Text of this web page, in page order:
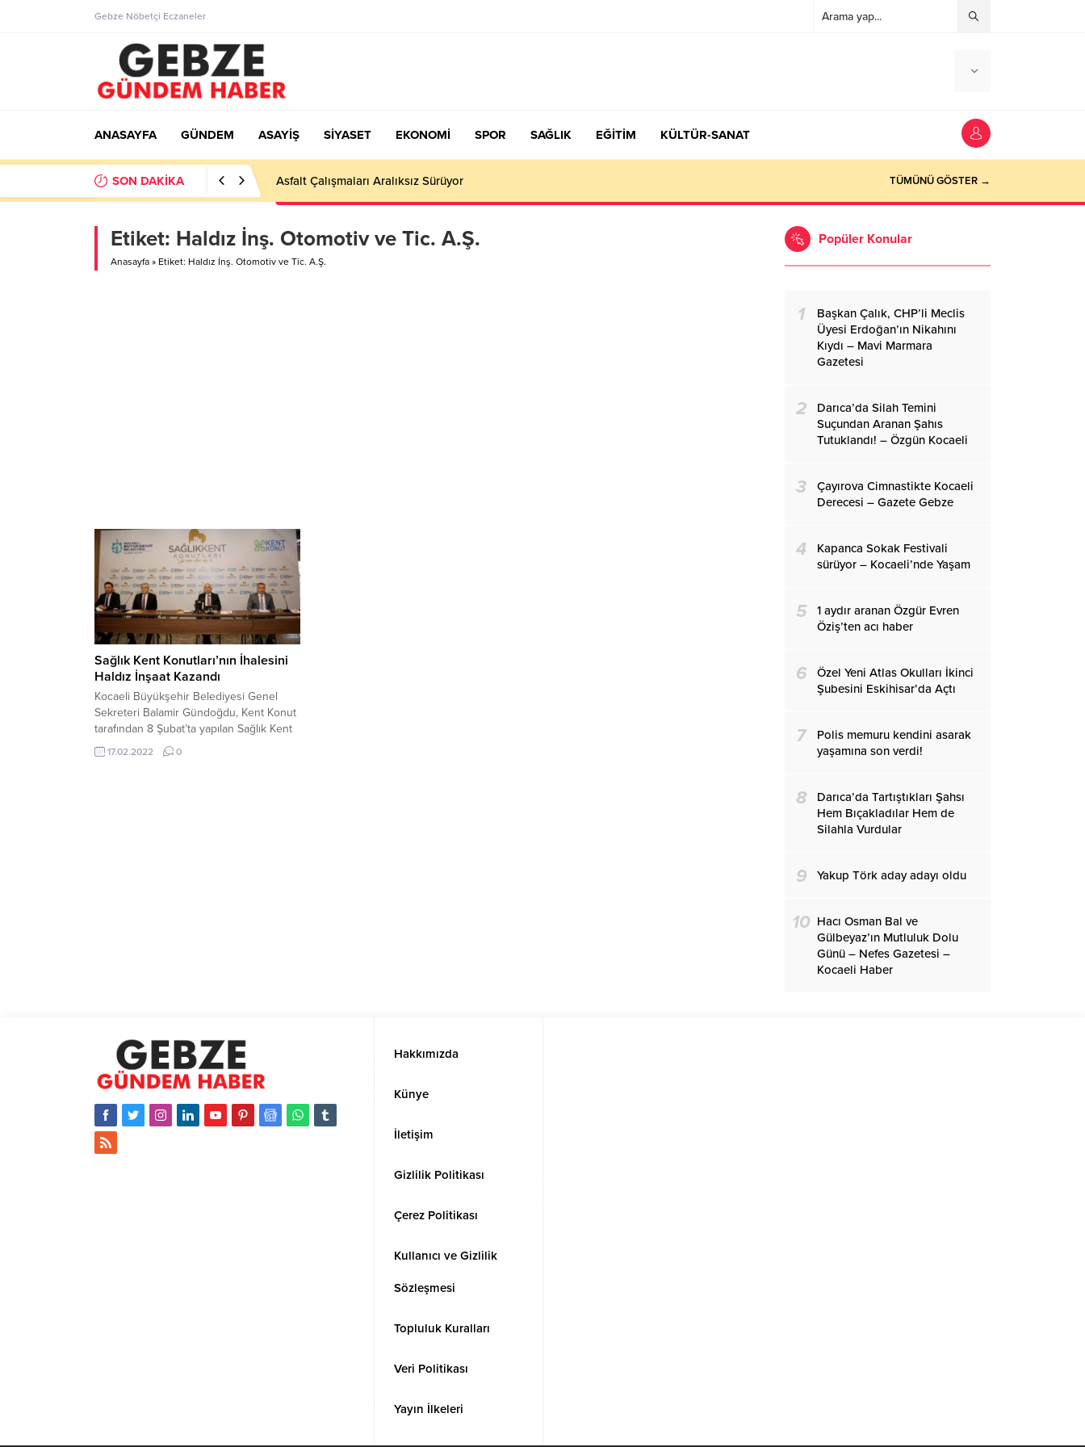
Gebze Nöbetçi Eczaneler
ANASAYFA GÜNDEM ASAYİŞ SİYASET EKONOMİ SPOR SAĞLIK EĞİTİM KÜLTÜR-SANAT
SON DAKİKA Asfalt Çalışmaları Aralıksız Sürüyor TÜMÜNÜ GÖSTER →
Etiket: Haldız İnş. Otomotiv ve Tic. A.Ş.
Anasayfa » Etiket: Haldız İnş. Otomotiv ve Tic. A.Ş.
Sağlık Kent Konutları’nın İhalesini
Haldız İnşaat Kazandı
Kocaeli Büyükşehir Belediyesi Genel
Sekreteri Balamir Gündoğdu, Kent Konut
tarafından 8 Şubat’ta yapılan Sağlık Kent
Konutları ihalesini kazanan firmanın
Haldız İnşaat olduğunu açıkladı. İhalede
17.02.2022 0
Popüler Konular
1
Başkan Çalık, CHP’li Meclis
Üyesi Erdoğan’ın Nikahını
Kıydı – Mavi Marmara
Gazetesi
2
Darıca’da Silah Temini
Suçundan Aranan Şahıs
Tutuklandı! – Özgün Kocaeli
3
Çayırova Cimnastikte Kocaeli
Derecesi – Gazete Gebze
4
Kapanca Sokak Festivali
sürüyor – Kocaeli’nde Yaşam
5
1 aydır aranan Özgür Evren
Öziş’ten acı haber
6
Özel Yeni Atlas Okulları İkinci
Şubesini Eskihisar’da Açtı
7
Polis memuru kendini asarak
yaşamına son verdi!
8
Darıca’da Tartıştıkları Şahsı
Hem Bıçakladılar Hem de
Silahla Vurdular
9 Yakup Törk aday adayı oldu
10 Hacı Osman Bal ve
Gülbeyaz’ın Mutluluk Dolu
Günü – Nefes Gazetesi –
Kocaeli Haber
Hakkımızda
Künye
İletişim
Gizlilik Politikası
Çerez Politikası
Kullanıcı ve Gizlilik
Sözleşmesi
Topluluk Kuralları
Veri Politikası
Yayın İlkeleri